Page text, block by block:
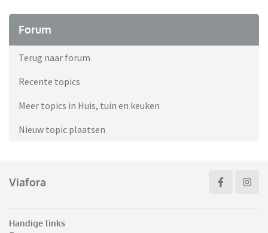
Forum
Terug naar forum
Recente topics
Meer topics in Huis, tuin en keuken
Nieuw topic plaatsen
Viafora
Handige links